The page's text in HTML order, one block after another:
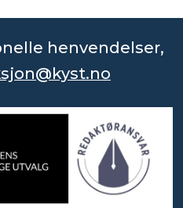
henvendelser,